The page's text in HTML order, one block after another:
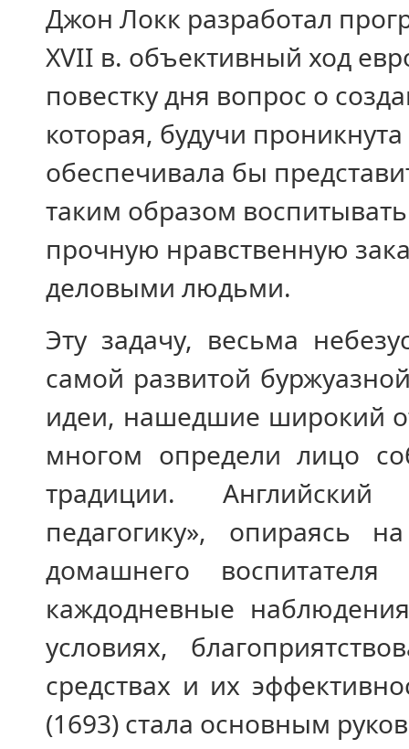
Джон Локк разработал
XVII в. объективный ход
повестку дня вопрос о
которая, будучи
обеспечивала бы
таким образом
прочную нравственную
деловыми людьми.
Эту задачу, весьма
самой развитой
идеи, нашедшие широкий
многом определи лицо
традиции.
педагогику», опираясь
домашнего
каждодневные
условиях,
средствах и их
(1693) стала основным